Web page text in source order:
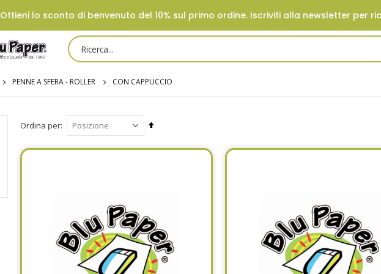
Ottieni lo sconto di benvenuto del 10% sul primo ordine. Iscriviti alla newsletter per
PENNE A SFERA - ROLLER CON CAPPUCCIO
Ordina per
Set